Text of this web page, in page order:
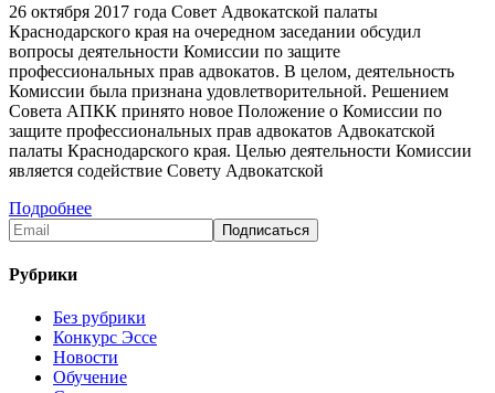
26 октября 2017 года Совет Адвокатской палаты
Краснодарского края на очередном заседании обсудил
вопросы деятельности Комиссии по защите
профессиональных прав адвокатов. В целом, деятельность
Комиссии была признана удовлетворительной. Решением
Совета АПКК принято новое Положение о Комиссии по
защите профессиональных прав адвокатов Адвокатской
палаты Краснодарского края. Целью деятельности Комиссии
является содействие Совету Адвокатской
Подробнее
Рубрики
Без рубрики
Конкурс Эссе
Новости
Обучение